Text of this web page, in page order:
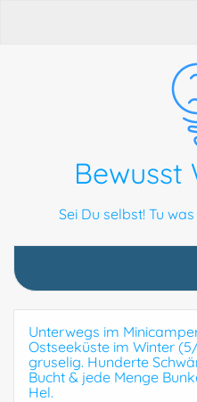
Bewusst
Sei Du selbst! Tu
Unterwegs im
Ostseeküste im Winter
gruselig. Hunderte
Bucht & jede Menge
Hel.